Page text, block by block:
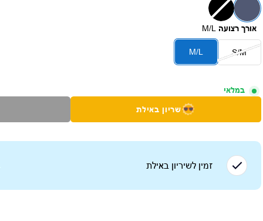
אורך רצועה M/L
S/M
M/L
במלאי
שריון באילת
זמין לשיריון באילת